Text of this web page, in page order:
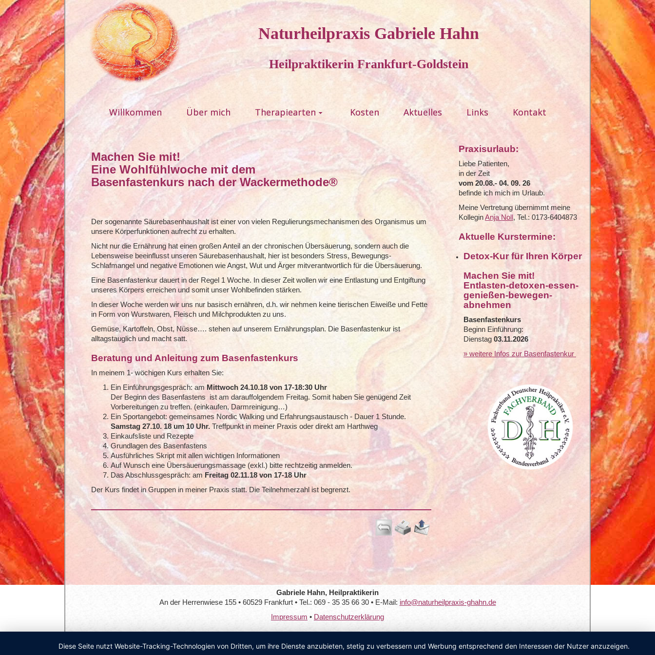
Naturheilpraxis Gabriele Hahn
Heilpraktikerin Frankfurt-Goldstein
Willkommen Über mich Therapiearten Kosten Aktuelles Links Kontakt
Machen Sie mit!
Eine Wohlfühlwoche mit dem
Basenfastenkurs nach der Wackermethode®
Der sogenannte Säurebasenhaushalt ist einer von vielen Regulierungsmechanismen des Organismus um
unsere Körperfunktionen aufrecht zu erhalten.
Nicht nur die Ernährung hat einen großen Anteil an der chronischen Übersäuerung, sondern auch die
Lebensweise beeinflusst unseren Säurebasenhaushalt, hier ist besonders Stress, Bewegungs-
Schlafmangel und negative Emotionen wie Angst, Wut und Ärger mitverantwortlich für die Übersäuerung.
Eine Basenfastenkur dauert in der Regel 1 Woche. In dieser Zeit wollen wir eine Entlastung und Entgiftung
unseres Körpers erreichen und somit unser Wohlbefinden stärken.
In dieser Woche werden wir uns nur basisch ernähren, d.h. wir nehmen keine tierischen Eiweiße und Fette
in Form von Wurstwaren, Fleisch und Milchprodukten zu uns.
Gemüse, Kartoffeln, Obst, Nüsse…. stehen auf unserem Ernährungsplan. Die Basenfastenkur ist
alltagstauglich und macht satt.
Beratung und Anleitung zum Basenfastenkurs
In meinem 1- wöchigen Kurs erhalten Sie:
Ein Einführungsgespräch: am Mittwoch 24.10.18 von 17-18:30 Uhr
Der Beginn des Basenfastens ist am darauffolgendem Freitag. Somit haben Sie genügend Zeit
Vorbereitungen zu treffen. (einkaufen, Darmreinigung…)
Ein Sportangebot: gemeinsames Nordic Walking und Erfahrungsaustausch - Dauer 1 Stunde.
Samstag 27.10. 18 um 10 Uhr. Treffpunkt in meiner Praxis oder direkt am Harthweg
Einkaufsliste und Rezepte
Grundlagen des Basenfastens
Ausführliches Skript mit allen wichtigen Informationen
Auf Wunsch eine Übersäuerungsmassage (exkl.) bitte rechtzeitig anmelden.
Das Abschlussgespräch: am Freitag 02.11.18 von 17-18 Uhr
Der Kurs findet in Gruppen in meiner Praxis statt. Die Teilnehmerzahl ist begrenzt.
Praxisurlaub:
Liebe Patienten,
in der Zeit
vom 20.08.- 04. 09. 26
befinde ich mich im Urlaub.
Meine Vertretung übernimmt meine
KolleginAnja Noll , Tel.: 0173-6404873
Aktuelle Kurstermine:
Detox-Kur für Ihren Körper
Machen Sie mit!
Entlasten-detoxen-essen-
genießen-bewegen-
abnehmen
Basenfastenkurs
Beginn Einführung:
Dienstag 03.11.2026
» weitere Infos zur Basenfastenkur
Gabriele Hahn, Heilpraktikerin
An der Herrenwiese 155 • 60529 Frankfurt • Tel.: 069 - 35 35 66 30 • E-Mail: info@naturheilpraxis-ghahn.de
Impressum • Datenschutzerklärung
Diese Seite nutzt Website-Tracking-Technologien von Dritten, um ihre Dienste anzubieten, stetig zu verbessern und Werbung entsprechend den Interessen der Nutzer anzuzeigen.